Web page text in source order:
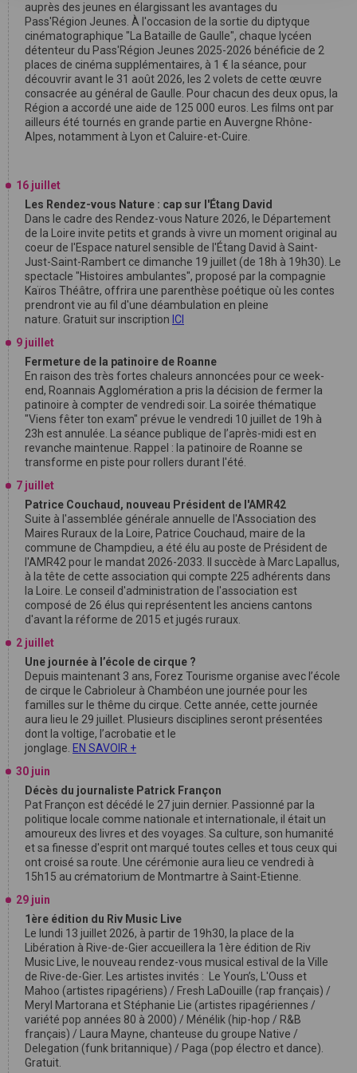
auprès des jeunes en élargissant les avantages du
Pass'Région Jeunes. À l'occasion de la sortie du diptyque
cinématographique "La Bataille de Gaulle", chaque lycéen
détenteur du Pass'Région Jeunes 2025-2026 bénéficie de 2
places de cinéma supplémentaires, à 1 € la séance, pour
découvrir avant le 31 août 2026, les 2 volets de cette œuvre
consacrée au général de Gaulle. Pour chacun des deux opus, la
Région a accordé une aide de 125 000 euros. Les films ont par
ailleurs été tournés en grande partie en Auvergne Rhône-
Alpes, notamment à Lyon et Caluire-et-Cuire.
16 juillet
Les Rendez-vous Nature : cap sur l'Étang David
Dans le cadre des Rendez-vous Nature 2026, le Département
de la Loire invite petits et grands à vivre un moment original au
coeur de l'Espace naturel sensible de l'Étang David à Saint-
Just-Saint-Rambert ce dimanche 19 juillet (de 18h à 19h30). Le
spectacle "Histoires ambulantes", proposé par la compagnie
Kaïros Théâtre, offrira une parenthèse poétique où les contes
prendront vie au fil d'une déambulation en pleine
nature. Gratuit sur inscription ICI
9 juillet
Fermeture de la patinoire de Roanne
En raison des très fortes chaleurs annoncées pour ce week-
end, Roannais Agglomération a pris la décision de fermer la
patinoire à compter de vendredi soir. La soirée thématique
"Viens fêter ton exam" prévue le vendredi 10 juillet de 19h à
23h est annulée. La séance publique de l’après-midi est en
revanche maintenue. Rappel : la patinoire de Roanne se
transforme en piste pour rollers durant l'été.
7 juillet
Patrice Couchaud, nouveau Président de l'AMR42
Suite à l'assemblée générale annuelle de l'Association des
Maires Ruraux de la Loire, Patrice Couchaud, maire de la
commune de Champdieu, a été élu au poste de Président de
l'AMR42 pour le mandat 2026-2033. Il succède à Marc Lapallus,
à la tête de cette association qui compte 225 adhérents dans
la Loire. Le conseil d'administration de l'association est
composé de 26 élus qui représentent les anciens cantons
d'avant la réforme de 2015 et jugés ruraux.
2 juillet
Une journée à l’école de cirque ?
Depuis maintenant 3 ans, Forez Tourisme organise avec l’école
de cirque le Cabrioleur à Chambéon une journée pour les
familles sur le thême du cirque. Cette année, cette journée
aura lieu le 29 juillet. Plusieurs disciplines seront présentées
dont la voltige, l’acrobatie et le
jonglage. EN SAVOIR +
30 juin
Décès du journaliste Patrick Françon
Pat Françon est décédé le 27 juin dernier. Passionné par la
politique locale comme nationale et internationale, il était un
amoureux des livres et des voyages. Sa culture, son humanité
et sa finesse d'esprit ont marqué toutes celles et tous ceux qui
ont croisé sa route. Une cérémonie aura lieu ce vendredi à
15h15 au crématorium de Montmartre à Saint-Etienne.
29 juin
1ère édition du Riv Music Live
Le lundi 13 juillet 2026, à partir de 19h30, la place de la
Libération à Rive-de-Gier accueillera la 1ère édition de Riv
Music Live, le nouveau rendez-vous musical estival de la Ville
de Rive-de-Gier. Les artistes invités : Le Youn’s, L'Ouss et
Mahoo (artistes ripagériens) / Fresh LaDouille (rap français) /
Meryl Martorana et Stéphanie Lie (artistes ripagériennes /
variété pop années 80 à 2000) / Ménélik (hip-hop / R&B
français) / Laura Mayne, chanteuse du groupe Native /
Delegation (funk britannique) / Paga (pop électro et dance).
Gratuit.